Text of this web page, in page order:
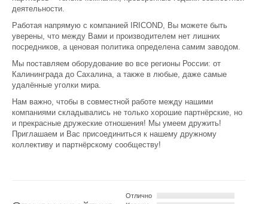
деятельности.
Работая напрямую с компанией IRICOND, Вы можете быть
уверены, что между Вами и производителем нет лишних
посредников, а ценовая политика определена самим заводом.
Мы поставляем оборудование во все регионы России: от
Калининграда до Сахалина, а также в любые, даже самые
удалённые уголки мира.
Нам важно, чтобы в совместной работе между нашими
компаниями складывались не только хорошие партнёрские, но
и прекрасные дружеские отношения! Мы умеем дружить!
Приглашаем и Вас присоединиться к нашему дружному
коллективу и партнёрскому сообществу!
Отлично